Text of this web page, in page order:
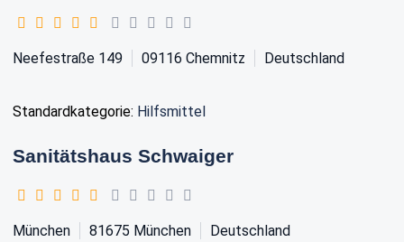
Neefestraße 149 09116 Chemnitz Deutschland
Standardkategorie: Hilfsmittel
Sanitätshaus Schwaiger
München 81675 München Deutschland